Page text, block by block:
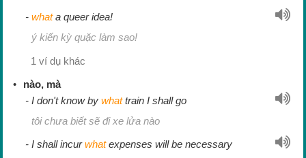
whata queer idea!
ý kiến kỳ quặc làm sao!
1 ví dụ khác
nào, mà
I don't know bywhattrain I shall go
tôi chưa biết sẽ đi xe lửa nào
I shall incurwhatexpenses will be necessary